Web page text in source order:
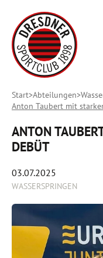
Start Abteilungen
Anton Taubert mit
ANTON
DEBÜT
03.07.2025
WASSERSPRINGEN